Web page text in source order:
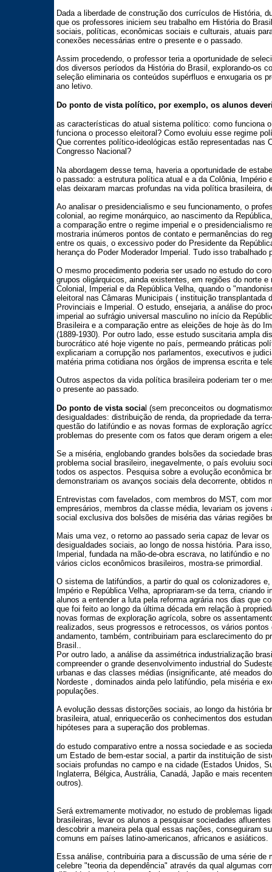
Dada a liberdade de construção dos currículos de História,
que os professores iniciem seu trabalho em História do
sociais, políticas, econômicas sociais e culturais, atuais
conexões necessárias entre o presente e o passado.
Assim procedendo, o professor teria a oportunidade de
dos diversos períodos da História do Brasil, explorando-os
seleção eliminaria os conteúdos supérfluos e enxugaria os
ano letivo.
Do ponto de vista político, por exemplo, os alunos
as características do atual sistema político: como funciona
funciona o processo eleitoral? Como evoluiu esse regime
Que correntes político-ideológicas estão representadas nas
Congresso Nacional?
Na abordagem desse tema, haveria a oportunidade de
o passado: a estrutura política atual e a da Colônia, Império
elas deixaram marcas profundas na vida política brasileira,
Ao analisar o presidencialismo e seu funcionamento, o
colonial, ao regime monárquico, ao nascimento da
a comparação entre o regime imperial e o presidencialismo
mostraria inúmeros pontos de contato e permanências do
entre os quais, o excessivo poder do Presidente da
herança do Poder Moderador Imperial. Tudo isso
O mesmo procedimento poderia ser usado no estudo do
grupos oligárquicos, ainda existentes, em regiões do norte
Colonial, Imperial e da República Velha, quando o
eleitoral nas Câmaras Municipais ( instituição transplantada
Provinciais e Imperial. O estudo, ensejaria, a análise do
imperial ao sufrágio universal masculino no início da
Brasileira e a comparação entre as eleições de hoje às do
(1889-1930). Por outro lado, esse estudo suscitaria ampla
burocrático até hoje vigente no país, permeando práticas
explicariam a corrupção nos parlamentos, executivos e
matéria prima cotidiana nos órgãos de imprensa escrita e
Outros aspectos da vida política brasileira poderiam ter o
o presente ao passado.
Do ponto de vista social (sem preconceitos ou
desigualdades: distribuição de renda, da propriedade da
questão do latifúndio e as novas formas de exploração
problemas do presente com os fatos que deram origem a
Se a miséria, englobando grandes bolsões da sociedade
problema social brasileiro, inegavelmente, o país evoluiu
todos os aspectos. Pesquisa sobre a evolução econômica
demonstrariam os avanços sociais dela decorrente, obtidos
Entrevistas com favelados, com membros do MST, com
empresários, membros da classe média, levariam os jovens
social exclusiva dos bolsões de miséria das várias regiões
Mais uma vez, o retorno ao passado seria capaz de levar
desigualdades sociais, ao longo de nossa história. Para
Imperial, fundada na mão-de-obra escrava, no latifúndio e
vários ciclos econômicos brasileiros, mostra-se primordial.
O sistema de latifúndios, a partir do qual os colonizadores
Império e República Velha, apropriaram-se da terra, criando
alunos a entender a luta pela reforma agrária nos dias que
que foi feito ao longo da última década em relação à
novas formas de exploração agrícola, sobre os
realizados, seus progressos e retrocessos, os vários
andamento, também, contribuiriam para esclarecimento do
Brasil..
Por outro lado, a análise da assimétrica industrialização
compreender o grande desenvolvimento industrial do
urbanas e das classes médias (insignificante, até meados
Nordeste , dominados ainda pelo latifúndio, pela miséria e
populações.
A evolução dessas distorções sociais, ao longo da história
brasileira, atual, enriquecerão os conhecimentos dos
hipóteses para a superação dos problemas.
do estudo comparativo entre a nossa sociedade e as
um Estado de bem-estar social, a partir da instituição de
sociais profundas no campo e na cidade (Estados Unidos,
Inglaterra, Bélgica, Austrália, Canadá, Japão e mais
outros).
Será extremamente motivador, no estudo de problemas
brasileiras, levar os alunos a pesquisar sociedades
descobrir a maneira pela qual essas nações, conseguiram
comuns em países latino-americanos, africanos e asiáticos.
Essa análise, contribuiria para a discussão de uma série de
celebre "teoria da dependência" através da qual algumas